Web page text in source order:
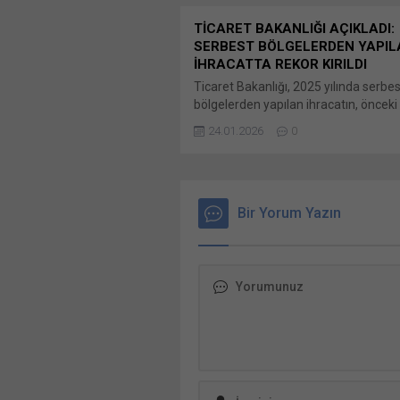
TİCARET BAKANLIĞI AÇIKLADI:
SERBEST BÖLGELERDEN
İHRACATTA REKOR KIRILDI
Ticaret Bakanlığı, 2025 yılında
bölgelerden yapılan ihracatın, önceki
2023 yılında kaydedilen tüm
(Yeni pencerede açılır) LinkedIn
paylaşmak için tıklayın (Yeni
WhatsApp Facebook'ta paylaşmak
24.01.2026 0
Bir Yorum Yazın